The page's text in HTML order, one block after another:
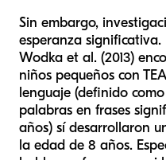
Sin embargo,
esperanza
Wodka et al. (2013)
niños pequeños con
lenguaje (definido
palabras en frases
años) sí desarrollaron
la edad de 8 años.